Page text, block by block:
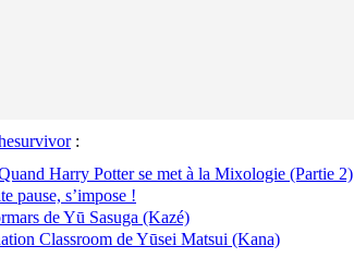
:
Harry Potter se met à la Mixologie (Partie 2)
pause, s’impose !
de Yū Sasuga (Kazé)
Classroom de Yūsei Matsui (Kana)